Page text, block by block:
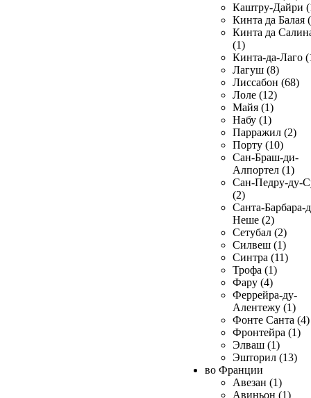
Каштру-Дайри
Кинта да Балая
Кинта да
(1)
Кинта-да-Лаго
Лагуш (8)
Лиссабон (68)
Лоле (12)
Майя (1)
Набу (1)
Парражил (2)
Порту (10)
Сан-Браш-ди-
Алпортел (1)
Сан-Педру-ду-
(2)
Санта-Барбара-
Неше (2)
Сетубал (2)
Силвеш (1)
Синтра (11)
Трофа (1)
Фару (4)
Феррейра-ду-
Алентежу (1)
Фонте Санта (4)
Фронтейра (1)
Элваш (1)
Эшторил (13)
во Франции
Авезан (1)
Авиньон (1)